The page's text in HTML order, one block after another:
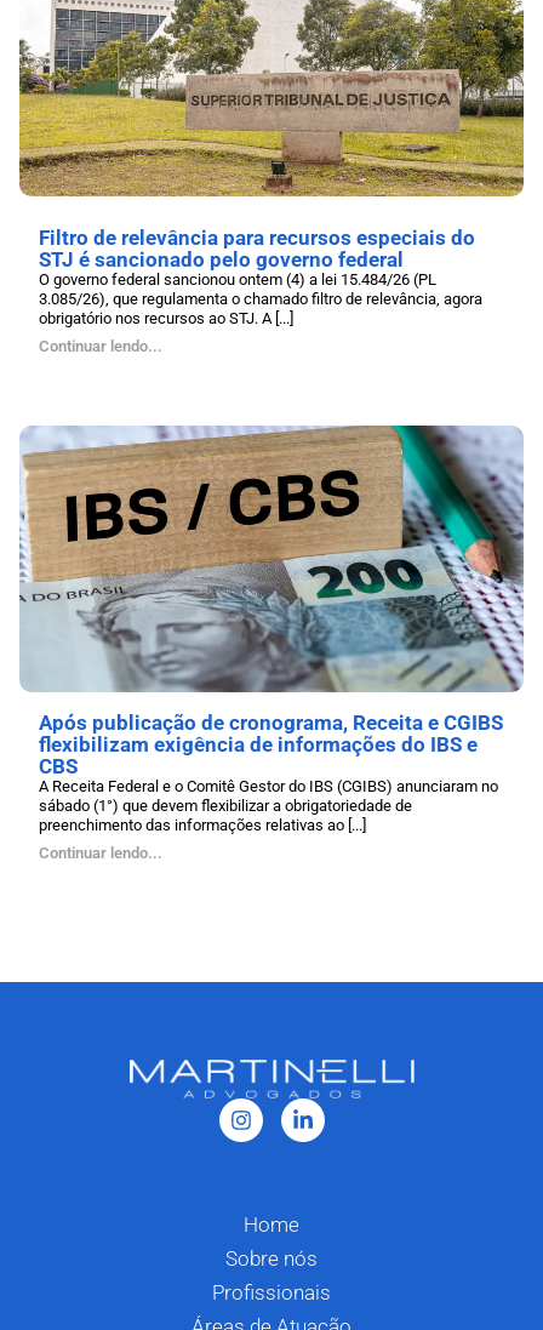
Filtro de relevância para recursos especiais do
STJ é sancionado pelo governo federal
O governo federal sancionou ontem (4) a lei 15.484/26 (PL
3.085/26), que regulamenta o chamado filtro de relevância, agora
obrigatório nos recursos ao STJ. A [...]
Continuar lendo...
Após publicação de cronograma, Receita e CGIBS
flexibilizam exigência de informações do IBS e
CBS
A Receita Federal e o Comitê Gestor do IBS (CGIBS) anunciaram no
sábado (1°) que devem flexibilizar a obrigatoriedade de
preenchimento das informações relativas ao [...]
Continuar lendo...
Home
Sobre nós
Profissionais